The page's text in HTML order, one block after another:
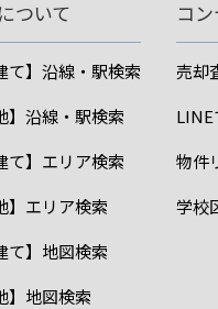
ついて
て】沿線・駅検索
】沿線・駅検索
て】エリア検索
】エリア検索
て】地図検索
】地図検索
コ
売却
物件
学校